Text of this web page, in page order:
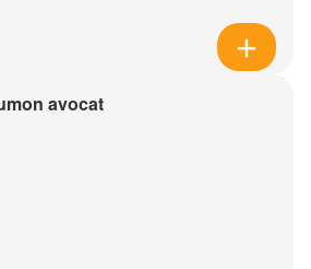
avocat